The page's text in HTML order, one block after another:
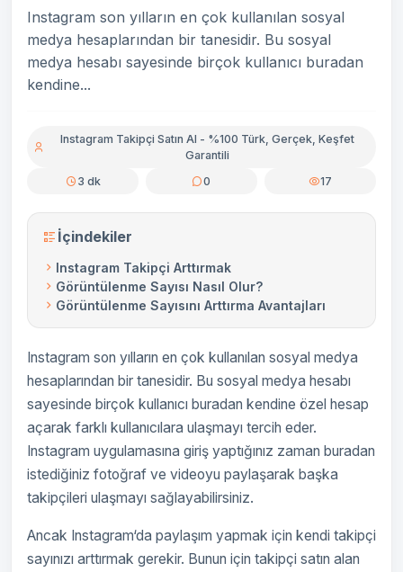
Instagram son yılların en çok kullanılan sosyal
medya hesaplarından bir tanesidir. Bu sosyal
medya hesabı sayesinde birçok kullanıcı buradan
kendine...
Instagram Takipçi Satın Al - %100 Türk, Gerçek, Keşfet
Garantili
3 dk
0 17
İçindekiler
Instagram Takipçi Arttırmak
Görüntülenme Sayısı Nasıl Olur?
Görüntülenme Sayısını Arttırma Avantajları
Instagram son yılların en çok kullanılan sosyal medya
hesaplarından bir tanesidir. Bu sosyal medya hesabı
sayesinde birçok kullanıcı buradan kendine özel hesap
açarak farklı kullanıcılara ulaşmayı tercih eder.
Instagram uygulamasına giriş yaptığınız zaman buradan
istediğiniz fotoğraf ve videoyu paylaşarak başka
takipçileri ulaşmayı sağlayabilirsiniz.
Ancak Instagram‘da paylaşım yapmak için kendi takipçi
sayınızı arttırmak gerekir. Bunun için takipçi satın alan